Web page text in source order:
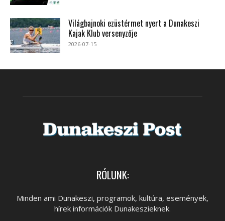
Világbajnoki ezüstérmet nyert a Dunakeszi
Kajak Klub versenyzője
2026-07-15
RÓLUNK:
Minden ami Dunakeszi, programok, kultúra, események,
hírek információk Dunakeszieknek.